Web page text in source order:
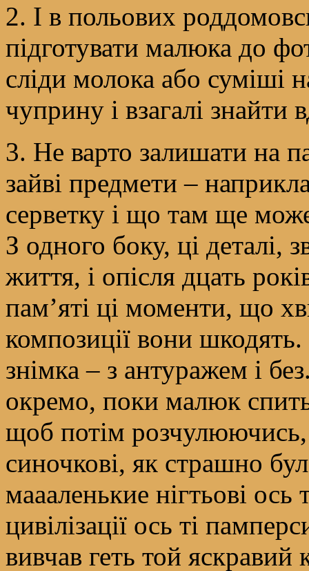
2. І в польових
підготувати малюка до
сліди молока або суміші
чуприну і взагалі знайти
3. Не варто залишати на
зайві предмети –
серветку і що там ще
З одного боку, ці деталі,
життя, і опісля дцать
пам’яті ці моменти, що
композиції вони
знімка – з антуражем і
окремо, поки малюк
щоб потім розчулюючись,
синочкові, як страшно
маааленькие нігтьові
цивілізації ось ті
вивчав геть той яскравий